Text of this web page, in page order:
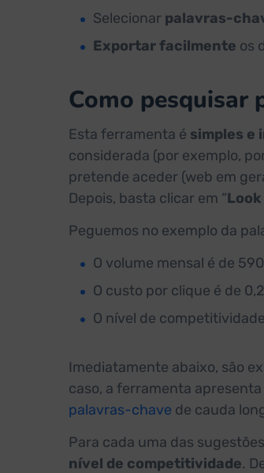
Selecionar palavras-
Exportar facilmente os
Como pesquisar
Esta ferramenta é simples e
considerada (por exemplo,
pretende aceder (web em
Depois, basta clicar em “Look
Peguemos no exemplo da
O volume mensal é de
O custo por clique é de
O nível de
Imediatamente abaixo, são
caso, a ferramenta apresenta
palavras-chave de cauda
Para cada uma das
nível de competitividade.